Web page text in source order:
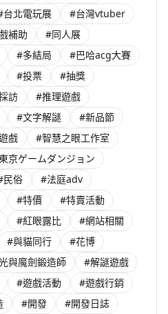
台北電玩展
#台灣vtuber
補助
#同人展
#多結局
#巴哈acg大賽
#投票
#抽獎
訪
#推理遊戲
#文字解謎
#新品節
戲
#智慧之眼工作室
京ゲームダンジョン
民俗
#法庭adv
#特價
#特賣活動
#紅眼露比
#網站相關
#與貓同行
#花博
與魔劍鍛造師
#解謎遊戲
#遊戲活動
#遊戲行銷
#開發
#開發日誌